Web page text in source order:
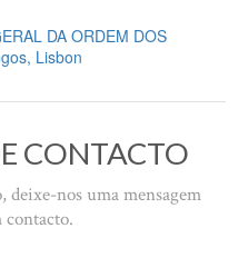
CONTACTO
deixe-nos uma mensagem
contacto.